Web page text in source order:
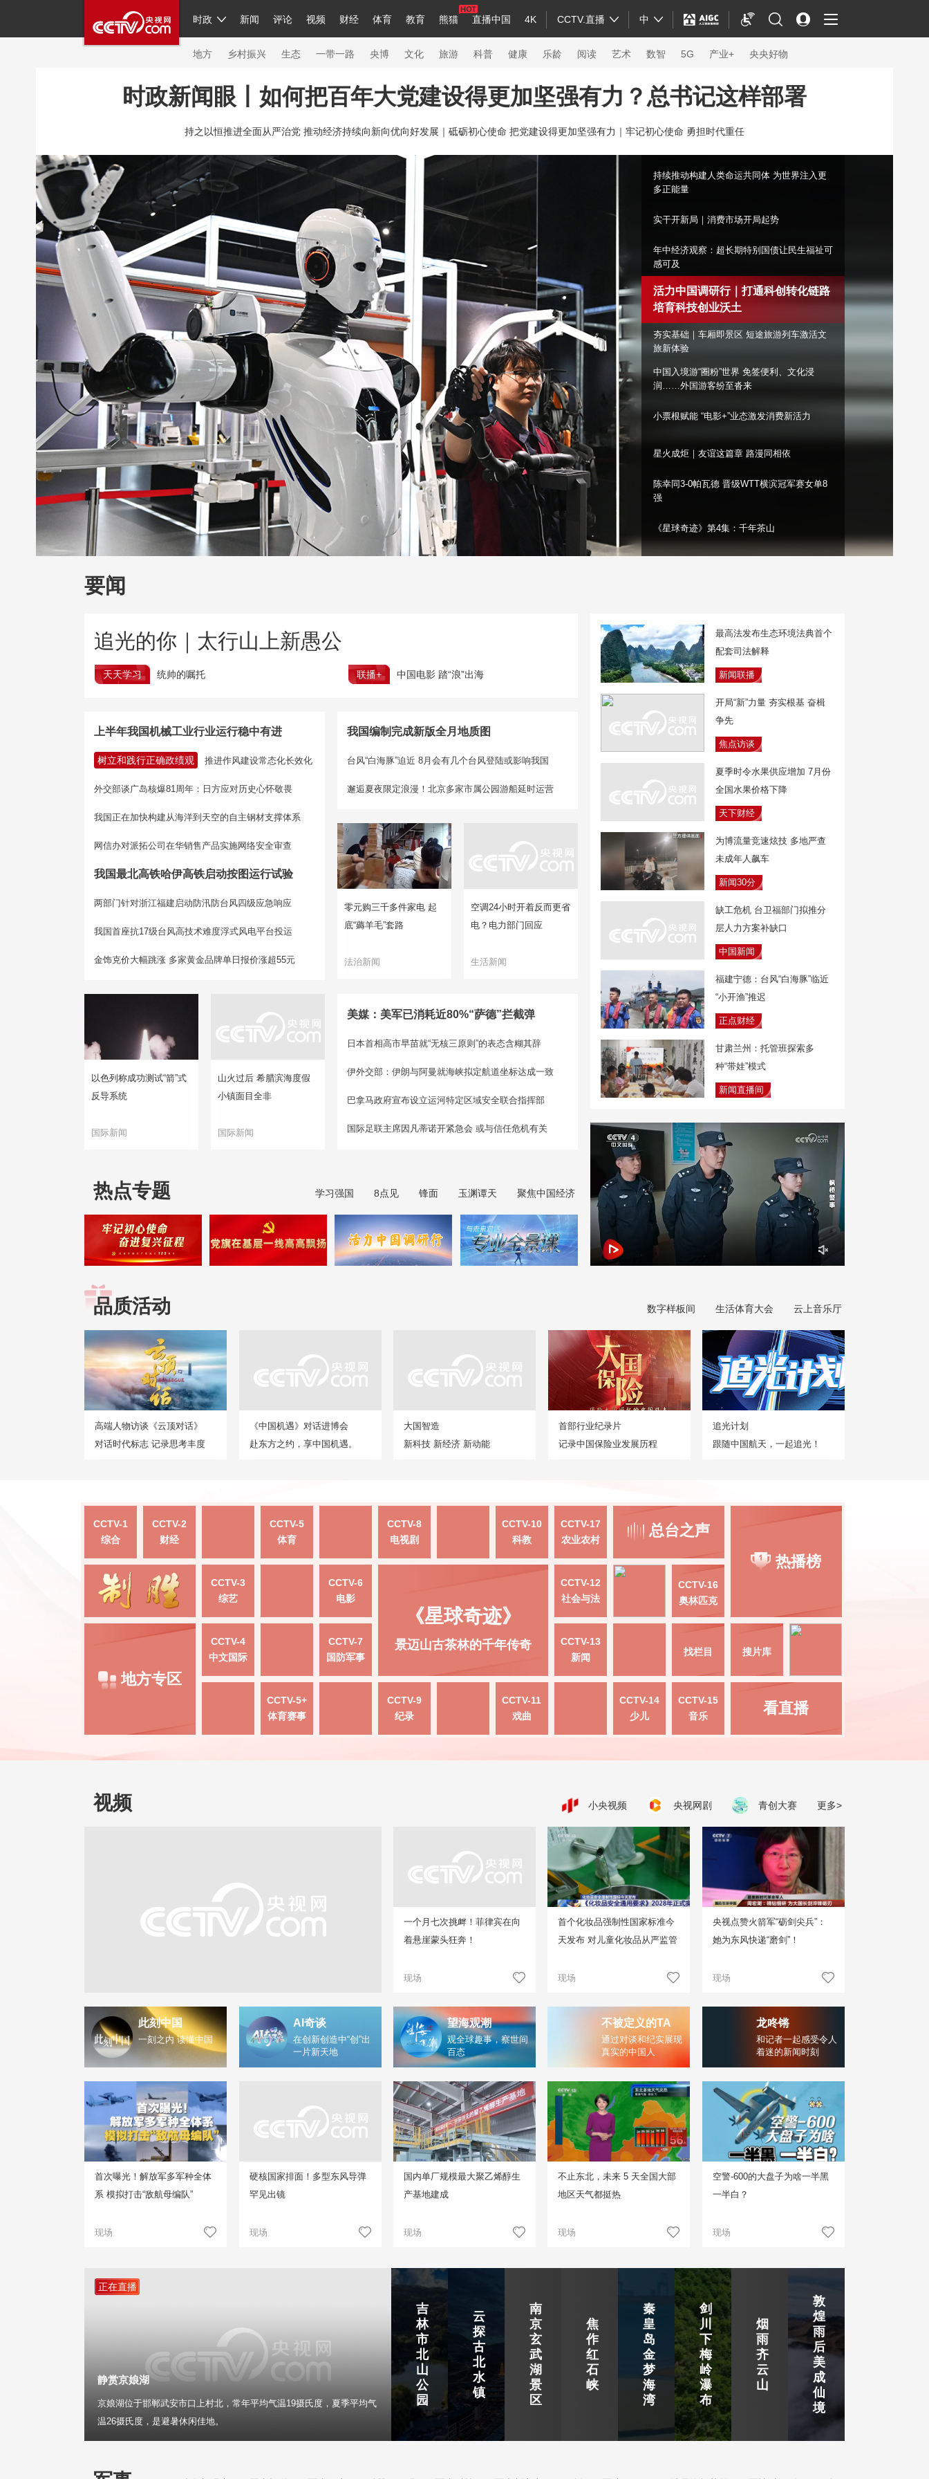
时政 新闻 评论 视频 财经 体育 教育 熊猫 直播中国 4K CCTV.直播 中
人民领袖习近平 联播+ 中国领导人 央视快评 习式妙语 热解读 天天学习
直播 片库 栏目大全 节目单 听音 微视频 主持人 下载央视影音
繁体 海外频道 iPanda English Монгол
地方 乡村振兴 生态 一带一路 央博 文化 旅游 科普 健康 乐龄 阅读 艺术 数智 5G 产业+ 央央好物
总台春晚 网络春晚 共产党员网 秧纪录 纪录片网 国家大剧院 大型活动
新闻 国内 国际 评论 经济 军事 科技 法治 文娱 人物 公益 图片
人民领袖习近平 联播+ 天天学习 习式妙语 央视网评 光华锐评
小央视频 小央直播 熊猫频道 VR/AR 4K专区 全景新闻
前线 比划 快看 蓝海中国 新兵请入列 人生第一次
体育 直播 竞猜 2026年世界杯 2026年冬奥会 CBA NBA 中超 国足 国际足球 综合体育
VIP会员 CCTV奥林匹克频道 生活体育大会 体育江湖 文化体育 冰雪道路 足球道路
财经 教育 乡村振兴 生态环境 一带一路 央博 非遗 科普 乐龄 阅读 艺术 汽车 数智 5G 产业+
大国智造 大国展会 大国保险 云顶对话 云起 超级工厂 智敬中国 全民健康 颜选攻略 海洋 时尚 天气 才艺
CCTV.节目官网 直播 节目单 栏目 片库 热播榜 总台企业白名单
时政新闻眼丨如何把百年大党建设得更加坚强有力？总书记这样部署
持之以恒推进全面从严治党 推动经济持续向新向优向好发展｜ 砥砺初心使命 把党建设得更加坚强有力｜ 牢记初心使命 勇担时代重任
持续推动构建人类命运共同体 为世界注入更
多正能量
实干开新局｜消费市场开局起势
年中经济观察：超长期特别国债让民生福祉可
感可及
活力中国调研行｜打通科创转化链路
培育科技创业沃土
夯实基础｜车厢即景区 短途旅游列车激活文
旅新体验
中国入境游“圈粉”世界 免签便利、文化浸
润……外国游客纷至沓来
小票根赋能 “电影+”业态激发消费新活力
星火成炬｜友谊这篇章 路漫同相依
陈幸同3-0帕瓦德 晋级WTT横滨冠军赛女单8
强
《星球奇迹》第4集：千年茶山
要闻
追光的你｜太行山上新愚公
天天学习 统帅的嘱托 联播+ 中国电影 踏“浪”出海
上半年我国机械工业行业运行稳中有进
树立和践行正确政绩观 推进作风建设常态化长效化
外交部谈广岛核爆81周年：日方应对历史心怀敬畏
我国正在加快构建从海洋到天空的自主钢材支撑体系
网信办对派拓公司在华销售产品实施网络安全审查
我国最北高铁哈伊高铁启动按图运行试验
两部门针对浙江福建启动防汛防台风四级应急响应
我国首座抗17级台风高技术难度浮式风电平台投运
金饰克价大幅跳涨 多家黄金品牌单日报价涨超55元
我国编制完成新版全月地质图
台风“白海豚”迫近 8月会有几个台风登陆或影响我国
邂逅夏夜限定浪漫！北京多家市属公园游船延时运营
零元购三千多件家电 起
底“薅羊毛”套路
法治新闻
空调24小时开着反而更省
电？电力部门回应
生活新闻
以色列称成功测试“箭”式
反导系统
国际新闻
山火过后 希腊滨海度假
小镇面目全非
国际新闻
美媒：美军已消耗近80%“萨德”拦截弹
日本首相高市早苗就“无核三原则”的表态含糊其辞
伊外交部：伊朗与阿曼就海峡拟定航道坐标达成一致
巴拿马政府宣布设立运河特定区域安全联合指挥部
国际足联主席因凡蒂诺开紧急会 或与信任危机有关
热点专题 学习强国 8点见 锋面 玉渊谭天 聚焦中国经济
最高法发布生态环境法典首个
配套司法解释
新闻联播
开局“新”力量 夯实根基 奋楫
争先
焦点访谈
夏季时令水果供应增加 7月份
全国水果价格下降
天下财经
为博流量竞速炫技 多地严查
未成年人飙车
新闻30分
缺工危机 台卫福部门拟推分
层人力方案补缺口
中国新闻
福建宁德：台风“白海豚”临近
“小开渔”推迟
正点财经
甘肃兰州：托管班探索多
种“带娃”模式
新闻直播间
品质活动 数字样板间 生活体育大会 云上音乐厅
高端人物访谈《云顶对话》
对话时代标志 记录思考丰度
《中国机遇》对话进博会
赴东方之约，享中国机遇。
大国智造
新科技 新经济 新动能
首部行业纪录片
记录中国保险业发展历程
追光计划
跟随中国航天，一起追光！
CCTV-1
综合
CCTV-2
财经
CCTV-5
体育
CCTV-8
电视剧
CCTV-10
科教
CCTV-17
农业农村
总台之声
热播榜
CCTV-3
综艺
CCTV-6
电影
《星球奇迹》
景迈山古茶林的千年传奇
CCTV-12
社会与法
CCTV-16
奥林匹克
地方专区
CCTV-4
中文国际
CCTV-7
国防军事
CCTV-13
新闻
找栏目 搜片库
CCTV-5+
体育赛事
CCTV-9
纪录
CCTV-11
戏曲
CCTV-14
少儿
CCTV-15
音乐
看直播
视频 更多>
小央视频 央视网剧 青创大赛
一个月七次挑衅！菲律宾在向
着悬崖蒙头狂奔！
现场
首个化妆品强制性国家标准今
天发布 对儿童化妆品从严监管
现场
央视点赞火箭军“砺剑尖兵”：
她为东风快递“磨剑”！
现场
此刻中国
一刻之内 读懂中国
AI奇谈
在创新创造中“创”出
一片新天地
望海观潮
观全球趣事，察世间
百态
不被定义的TA
通过对谈和纪实展现
真实的中国人
龙咚锵
和记者一起感受令人
着迷的新闻时刻
首次曝光！解放军多军种全体
系 模拟打击“敌航母编队”
现场
硬核国家排面！多型东风导弹
罕见出镜
现场
国内单厂规模最大聚乙烯醇生
产基地建成
现场
不止东北，未来 5 天全国大部
地区天气都挺热
现场
空警-600的大盘子为啥一半黑
一半白？
现场
正在直播
静赏京娘湖
京娘湖位于邯郸武安市口上村北，常年平均气温19摄氏度，夏季平均气
温26摄氏度，是避暑休闲佳地。
吉
林
市
北
山
公
园
云
探
古
北
水
镇
南
京
玄
武
湖
景
区
焦
作
红
石
峡
秦
皇
岛
金
梦
海
湾
剑
川
下
梅
岭
瀑
布
烟
雨
齐
云
山
敦
煌
雨
后
美
成
仙
境